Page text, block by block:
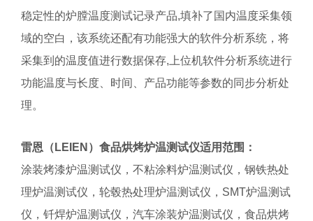
稳定性的炉膛温度测试记录产品,填补了国内温度采集领
域的空白，该系统还配有功能强大的软件分析系统，将
采集到的温度值进行数据保存,上位机软件分析系统进行
功能温度与长度、时间、产品功能等参数的同步分析处
理。
雷恩（ LEIEN ） 食品烘烤炉温测试仪适用范围：
涂装烤漆炉温测试仪，不粘涂料炉温测试仪，钢铁热处
理炉温测试仪，轮毂热处理炉温测试仪，SMT炉温测试
仪，钎焊炉温测试仪，汽车涂装炉温测试仪，食品烘烤